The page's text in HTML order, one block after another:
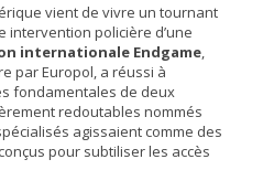
vient de vivre un tournant
intervention policière d’une
internationale Endgame,
par Europol, a réussi à
fondamentales de deux
redoutables nommés
agissaient comme des
pour subtiliser les accès